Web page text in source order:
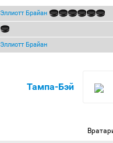
Эллиотт Брайан
Эллиотт Брайан
Тампа-Бэй